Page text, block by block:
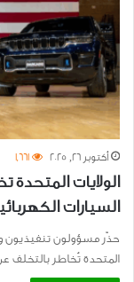
أكتوبر 26, 2025 1٬661
الولايات
السيارات
حذّر مسؤولون تنفيذيون
المتحدة تُخاطر بالتخلف